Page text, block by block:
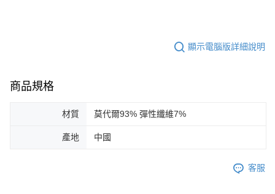
顯示電腦版詳細說明
商品規格
材質 莫代爾93% 彈性纖維7%
產地 中國
客服